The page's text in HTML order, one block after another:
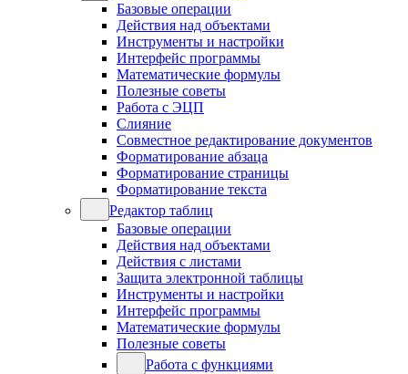
Базовые операции
Действия над объектами
Инструменты и настройки
Интерфейс программы
Математические формулы
Полезные советы
Работа с ЭЦП
Слияние
Совместное редактирование документов
Форматирование абзаца
Форматирование страницы
Форматирование текста
Редактор таблиц
Базовые операции
Действия над объектами
Действия с листами
Защита электронной таблицы
Инструменты и настройки
Интерфейс программы
Математические формулы
Полезные советы
Работа с функциями